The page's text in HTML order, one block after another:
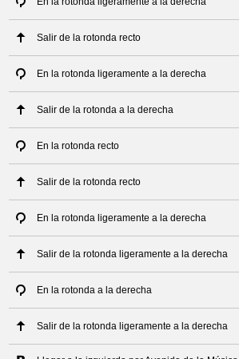
Salir de la rotonda recto
En la rotonda ligeramente a la derecha
Salir de la rotonda a la derecha
En la rotonda recto
Salir de la rotonda recto
En la rotonda ligeramente a la derecha
Salir de la rotonda ligeramente a la derecha
En la rotonda a la derecha
Salir de la rotonda ligeramente a la derecha